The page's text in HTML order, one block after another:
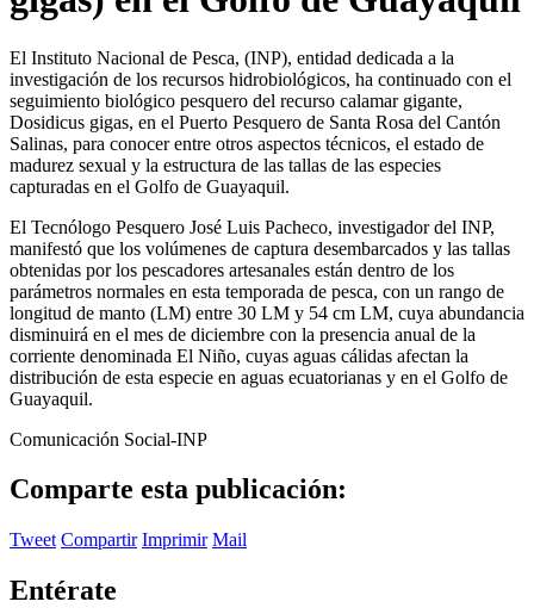
El Instituto Nacional de Pesca, (INP), entidad dedicada a la
investigación de los recursos hidrobiológicos, ha continuado con el
seguimiento biológico pesquero del recurso calamar gigante,
Dosidicus gigas, en el Puerto Pesquero de Santa Rosa del Cantón
Salinas, para conocer entre otros aspectos técnicos, el estado de
madurez sexual y la estructura de las tallas de las especies
capturadas en el Golfo de Guayaquil.
El Tecnólogo Pesquero José Luis Pacheco, investigador del INP,
manifestó que los volúmenes de captura desembarcados y las tallas
obtenidas por los pescadores artesanales están dentro de los
parámetros normales en esta temporada de pesca, con un rango de
longitud de manto (LM) entre 30 LM y 54 cm LM, cuya abundancia
disminuirá en el mes de diciembre con la presencia anual de la
corriente denominada El Niño, cuyas aguas cálidas afectan la
distribución de esta especie en aguas ecuatorianas y en el Golfo de
Guayaquil.
Comunicación Social-INP
Comparte esta publicación:
Tweet Compartir Imprimir Mail
Entérate